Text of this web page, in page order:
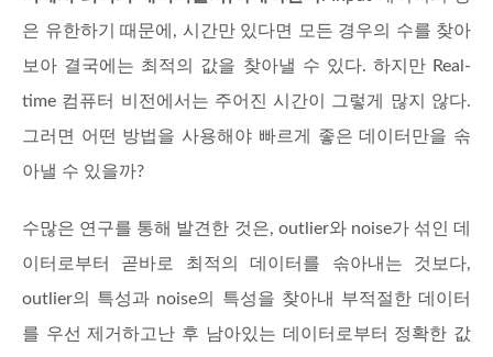
은 유한하기 때문에, 시간만 있다면 모든 경우의 수를 찾아
보아 결국에는 최적의 값을 찾아낼 수 있다. 하지만 Real-
time 컴퓨터 비전에서는 주어진 시간이 그렇게 많지 않다.
그러면 어떤 방법을 사용해야 빠르게 좋은 데이터만을 솎
아낼 수 있을까?
수많은 연구를 통해 발견한 것은, outlier와 noise가 섞인 데
이터로부터 곧바로 최적의 데이터를 솎아내는 것보다,
outlier의 특성과 noise의 특성을 찾아내 부적절한 데이터
를 우선 제거하고난 후 남아있는 데이터로부터 정확한 값